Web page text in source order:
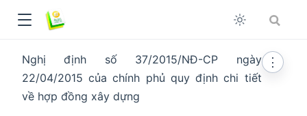
Nghị định số 37/2015/NĐ-CP ngày
22/04/2015 của chính phủ quy định chi tiết
về hợp đồng xây dựng
⋮